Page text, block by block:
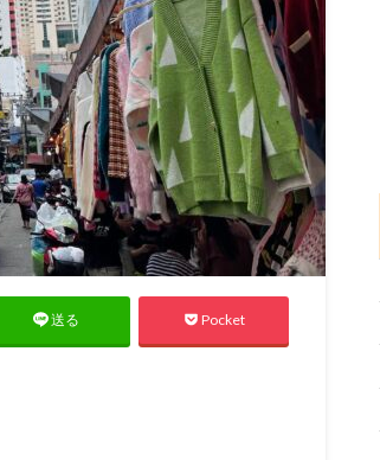
送る Pocket